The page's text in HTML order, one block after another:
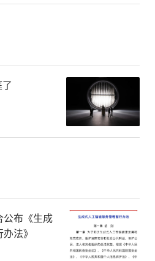
投资支出调整至75亿美
2022年年度投资预算削
即将到来的需求持更加
为止最多减少100亿美元
士也于10月宣布，明年
今年减少50%以上。
公布《生成
法》